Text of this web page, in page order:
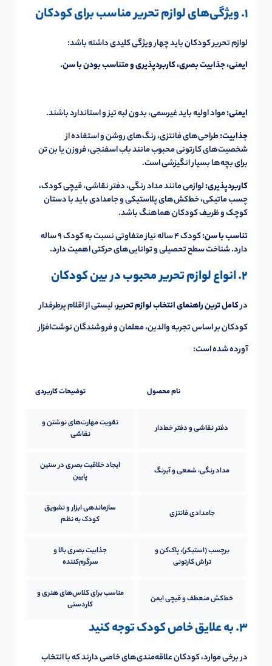
1. ویژگی‌های لوازم تحریر مناسب برای کودکان
لوازم تحریر کودکان باید چهار ویژگی کلیدی داشته باشد:
ایمنی، جذابیت بصری، کاربردپذیری و متناسب بودن با سن.
ایمنی:مواد اولیه باید غیرسمی، بدون لبه تیز و استاندارد باشند.
جذابیت:طراحی‌های فانتزی، رنگ‌های روشن و استفاده از
شخصیت‌های کارتونی محبوب مانند باب اسفنجی، فروزن یا بن تن
برای بچه‌ها بسیار انگیزشی است.
کاربردپذیری:لوازمی مانند مداد رنگی، دفتر نقاشی، قیچی کودک،
چسب ماتیکی، خط‌کش‌های پلاستیکی و جامدادی باید با دستان
کوچک و ظریف کودکان هماهنگ باشد.
تناسب با سن:
کودک ۴ ساله نیاز متفاوتی نسبت به کودک ۹ ساله
دارد. شناخت سطح تحصیلی و توانایی‌های حرکتی اهمیت دارد.
2. انواع لوازم تحریر محبوب در بین کودکان
درکامل ترین راهنمای انتخاب لوازم تحریر، لیستی از اقلام پرطرفدار
کودکان بر اساس تجربه والدین، معلمان و فروشندگان نوشت‌افزار
آورده شده است:
نام محصول توضیحات کاربردی
دفتر نقاشی و دفتر خط‌دار
تقویت مهارت‌های نوشتن و
نقاشی
مداد رنگی، شمعی و آبرنگ
ایجاد خلاقیت بصری در سنین
پایین
جامدادی فانتزی
سازماندهی ابزار و تشویق
کودک به نظم
برچسب‌ (استیکر)، پاک‌کن و
تراش کارتونی
جذابیت بصری بالا و
سرگرم‌کننده
خط‌کش منعطف و قیچی ایمن
مناسب برای کلاس‌های هنری و
کاردستی
3. به علایق خاص کودک توجه کنید
در برخی موارد، کودکان علاقه‌مندی‌های خاصی دارند که با انتخاب